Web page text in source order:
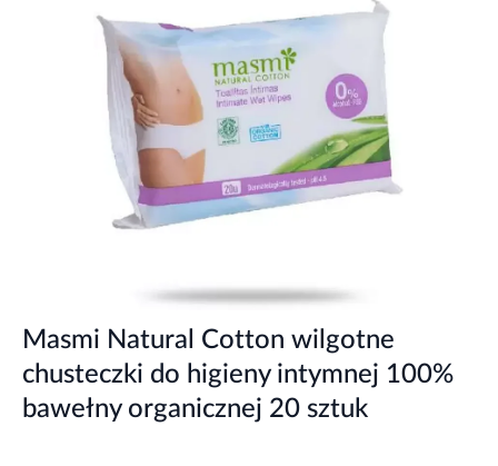
Masmi Natural Cotton wilgotne
chusteczki do higieny intymnej 100%
bawełny organicznej 20 sztuk